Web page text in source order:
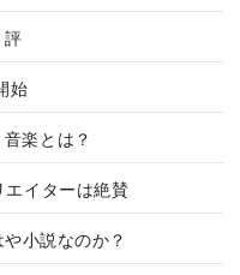
評
始
楽とは？
エイターは絶賛
小説なのか？